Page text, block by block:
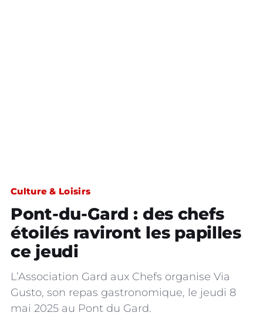
Culture & Loisirs
Pont-du-Gard : des chefs
étoilés raviront les papilles
ce jeudi
L’Association Gard aux Chefs organise Via
Gusto, son repas gastronomique, le jeudi 8
mai 2025 au Pont du Gard.